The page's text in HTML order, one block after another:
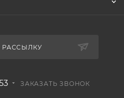
ЗАКАЗАТЬ ЗВОНОК